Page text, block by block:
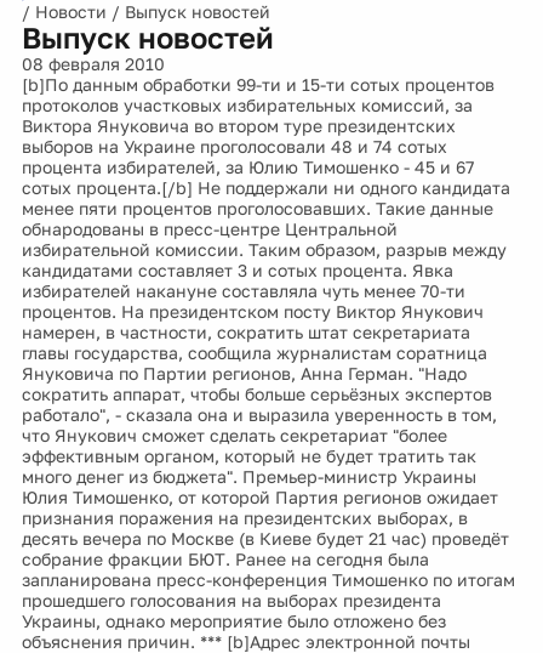
/ Новости / Выпуск новостей
Выпуск новостей
08 февраля 2010
[b]По данным обработки 99-ти и 15-ти сотых процентов
протоколов участковых избирательных комиссий, за
Виктора Януковича во втором туре президентских
выборов на Украине проголосовали 48 и 74 сотых
процента избирателей, за Юлию Тимошенко - 45 и 67
сотых процента.[/b] Не поддержали ни одного кандидата
менее пяти процентов проголосовавших. Такие данные
обнародованы в пресс-центре Центральной
избирательной комиссии. Таким образом, разрыв между
кандидатами составляет 3 и сотых процента. Явка
избирателей накануне составляла чуть менее 70-ти
процентов. На президентском посту Виктор Янукович
намерен, в частности, сократить штат секретариата
главы государства, сообщила журналистам соратница
Януковича по Партии регионов, Анна Герман. "Надо
сократить аппарат, чтобы больше серьёзных экспертов
работало", - сказала она и выразила уверенность в том,
что Янукович сможет сделать секретариат "более
эффективным органом, который не будет тратить так
много денег из бюджета". Премьер-министр Украины
Юлия Тимошенко, от которой Партия регионов ожидает
признания поражения на президентских выборах, в
десять вечера по Москве (в Киеве будет 21 час) проведёт
собрание фракции БЮТ. Ранее на сегодня была
запланирована пресс-конференция Тимошенко по итогам
прошедшего голосования на выборах президента
Украины, однако мероприятие было отложено без
объяснения причин. *** [b]Адрес электронной почты